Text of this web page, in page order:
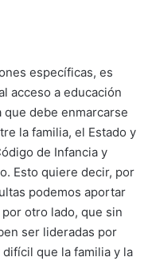
específicas, es
acceso a educación
que debe enmarcarse
la familia, el Estado y
de Infancia y
Esto quiere decir, por
podemos aportar
otro lado, que sin
ser lideradas por
que la familia y la